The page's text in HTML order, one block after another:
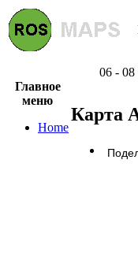
06 - 08
Главное
меню
Home
Карта